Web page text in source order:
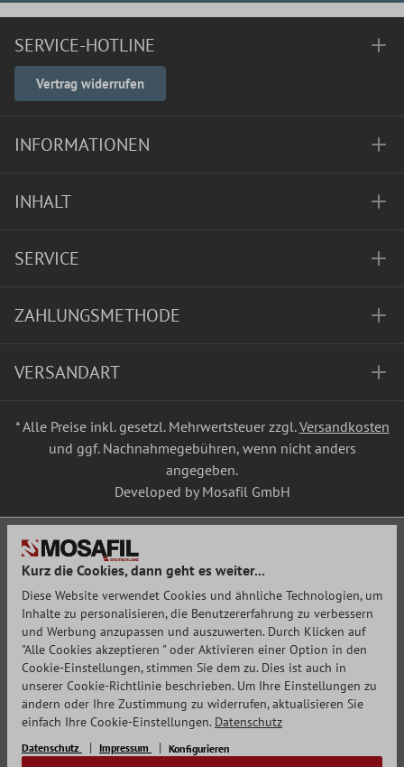
SERVICE-HOTLINE
Vertrag widerrufen
INFORMATIONEN
INHALT
SERVICE
ZAHLUNGSMETHODE
VERSANDART
* Alle Preise inkl. gesetzl. Mehrwertsteuer zzgl.Versandkosten
und ggf. Nachnahmegebühren, wenn nicht anders
angegeben.
Developed by Mosafil GmbH
Kurz die Cookies, dann geht es weiter...
Diese Website verwendet Cookies und ähnliche Technologien, um
Inhalte zu personalisieren, die Benutzererfahrung zu verbessern
und Werbung anzupassen und auszuwerten. Durch Klicken auf
"Alle Cookies akzeptieren " oder Aktivieren einer Option in den
Cookie-Einstellungen, stimmen Sie dem zu. Dies ist auch in
unserer Cookie-Richtlinie beschrieben. Um Ihre Einstellungen zu
ändern oder Ihre Zustimmung zu widerrufen, aktualisieren Sie
einfach Ihre Cookie-Einstellungen. Datenschutz
Datenschutz Impressum Konfigurieren